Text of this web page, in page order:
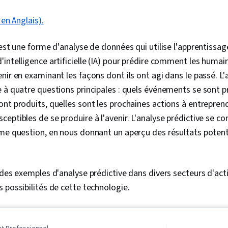
Anglais).
une forme d'analyse de données qui utilise
artificielle (IA) pour prédire comment les
en examinant les façons dont ils ont agi dans le passé.
à quatre questions principales : quels événements se sont
produits, quelles sont les prochaines actions à
de se produire à l'avenir. L'analyse prédictive se
question, en nous donnant un aperçu des résultats
exemples d'analyse prédictive dans divers secteurs
possibilités de cette technologie.